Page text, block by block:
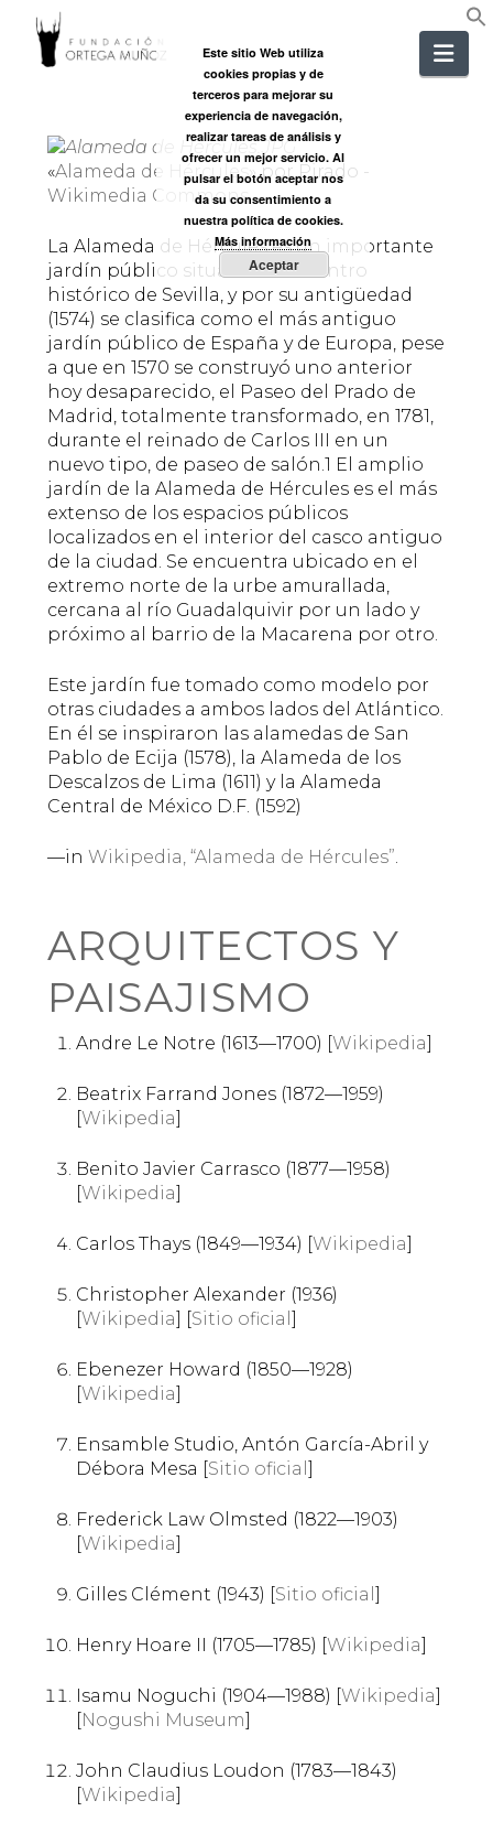
ORTEGA
MUÑOZ
«Alameda de Hércules» por Pirado -
Wikimedia Commons.
La Alameda de Hércules es un importante
jardín público situado en el centro
histórico de Sevilla, y por su antigüedad
(1574) se clasifica como el más antiguo
jardín público de España y de Europa, pese
a que en 1570 se construyó uno anterior
hoy desaparecido, el Paseo del Prado de
Madrid, totalmente transformado, en 1781,
durante el reinado de Carlos III en un
nuevo tipo, de paseo de salón.1 El amplio
jardín de la Alameda de Hércules es el más
extenso de los espacios públicos
localizados en el interior del casco antiguo
de la ciudad. Se encuentra ubicado en el
extremo norte de la urbe amurallada,
cercana al río Guadalquivir por un lado y
próximo al barrio de la Macarena por otro.
Este jardín fue tomado como modelo por
otras ciudades a ambos lados del Atlántico.
En él se inspiraron las alamedas de San
Pablo de Ecija (1578), la Alameda de los
Descalzos de Lima (1611) y la Alameda
Central de México D.F. (1592)
—in Wikipedia, “Alameda de Hércules”.
ARQUITECTOS Y
PAISAJISMO
Andre Le Notre (1613—1700) [Wikipedia]
Beatrix Farrand Jones (1872—1959)
[Wikipedia]
Benito Javier Carrasco (1877—1958)
[Wikipedia]
Carlos Thays (1849—1934) [Wikipedia]
Christopher Alexander (1936)
[Wikipedia] [Sitio oficial]
Ebenezer Howard (1850—1928)
[Wikipedia]
Ensamble Studio, Antón García-Abril y
Débora Mesa [Sitio oficial]
Frederick Law Olmsted (1822—1903)
[Wikipedia]
Gilles Clément (1943) [Sitio oficial]
Henry Hoare II (1705—1785) [Wikipedia]
Isamu Noguchi (1904—1988) [Wikipedia]
[Nogushi Museum]
John Claudius Loudon (1783—1843)
[Wikipedia]
Este sitio Web utiliza
cookies propias y de
terceros para mejorar su
experiencia de navegación,
realizar tareas de análisis y
ofrecer un mejor servicio. Al
pulsar el botón aceptar nos
da su consentimiento a
nuestra política de cookies.
Más información
Aceptar